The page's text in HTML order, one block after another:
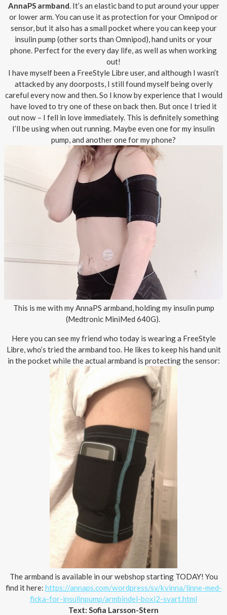
AnnaPS armband. It’s an elastic band to put around your upper
or lower arm. You can use it as protection for your Omnipod or
sensor, but it also has a small pocket where you can keep your
insulin pump (other sorts than Omnipod), hand units or your
phone. Perfect for the every day life, as well as when working
out!
I have myself been a FreeStyle Libre user, and although I wasn’t
attacked by any doorposts, I still found myself being overly
careful every now and then. So I know by experience that I would
have loved to try one of these on back then. But once I tried it
out now – I fell in love immediately. This is definitely something
I’ll be using when out running. Maybe even one for my insulin
pump, and another one for my phone?
This is me with my AnnaPS armband, holding my insulin pump
(Medtronic MiniMed 640G).
Here you can see my friend who today is wearing a FreeStyle
Libre, who’s tried the armband too. He likes to keep his hand unit
in the pocket while the actual armband is protecting the sensor:
The armband is available in our webshop starting TODAY! You
find it here: https://annaps.com/wordpress/sv/kvinna/linne-med-
ficka-for-insulinpump/armbindel-boxi2-svart.html
Text: Sofia Larsson-Stern